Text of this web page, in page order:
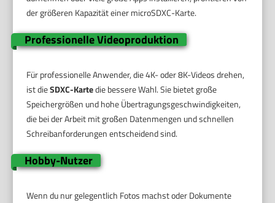
der größeren Kapazität einer microSDXC-Karte.
Professionelle Videoproduktion
Für professionelle Anwender, die 4K- oder 8K-Videos drehen,
ist dieSDXC-Kartedie bessere Wahl. Sie bietet große
Speichergrößen und hohe Übertragungsgeschwindigkeiten,
die bei der Arbeit mit großen Datenmengen und schnellen
Schreibanforderungen entscheidend sind.
Hobby-Nutzer
Wenn du nur gelegentlich Fotos machst oder Dokumente